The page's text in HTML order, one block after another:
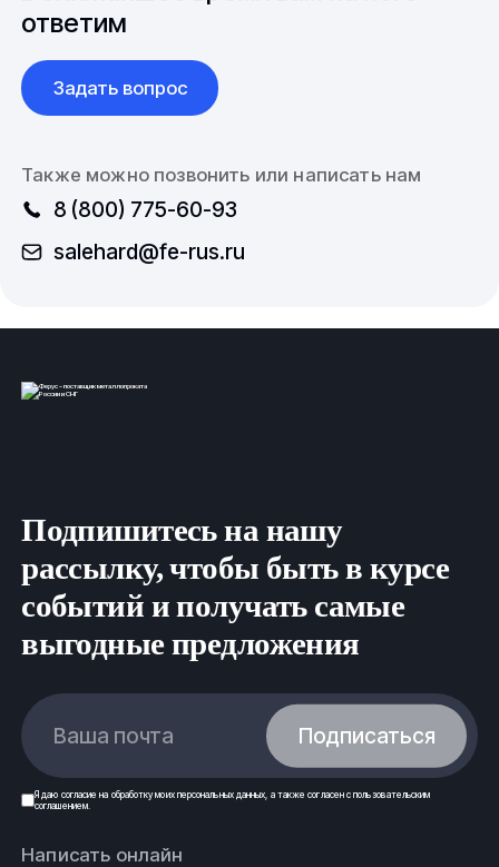
ответим
Задать вопрос
Также можно позвонить или написать нам
8 (800) 775-60-93
salehard@fe-rus.ru
Подпишитесь на нашу
рассылку, чтобы быть в курсе
событий и получать самые
выгодные предложения
Ваша почта Подписаться
Я даю согласие на обработку моих персональных данных , а также согласен спользовательским
соглашением.
Написать онлайн